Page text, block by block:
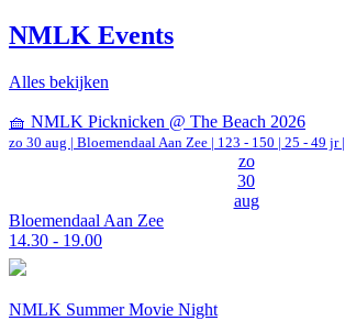
NMLK Events
Alles bekijken
🧺 NMLK Picknicken @ The Beach 2026
zo 30 aug | Bloemendaal Aan Zee | 123 - 150 | 25 - 49 jr |
zo
30
aug
Bloemendaal Aan Zee
14.30 - 19.00
NMLK Summer Movie Night